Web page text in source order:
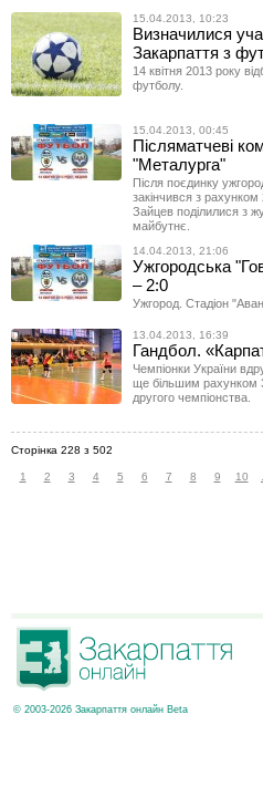
15.04.2013, 10:23
Визначилися
Закарпаття з
14 квітня 2013 року
футболу.
15.04.2013, 00:45
Післяматчеві
"Металурга"
Після поєдинку
закінчився з
Зайцев поділилися з
майбутнє.
14.04.2013, 21:06
Ужгородська
– 2:0
Ужгород. Стадіон
13.04.2013, 16:39
Гандбол.
Чемпіонки України
ще більшим рахунком
другого чемпіонства.
Сторінка 228 з 502
1 2 3 4 5 6 7 8 9 10
© 2003-2026 Закарпаття онлайн Beta